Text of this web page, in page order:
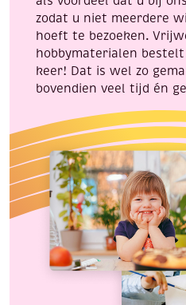
zodat u niet meerdere
hoeft te bezoeken.
hobbymaterialen
keer! Dat is wel zo
bovendien veel tijd én